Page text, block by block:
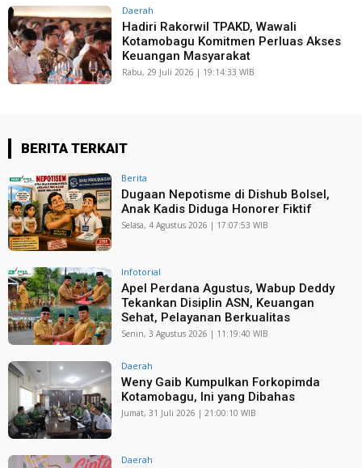
Daerah
Hadiri Rakorwil TPAKD, Wawali
Kotamobagu Komitmen Perluas Akses
Keuangan Masyarakat
Rabu, 29 Juli 2026 | 19:14:33 WIB
BERITA TERKAIT
Berita
Dugaan Nepotisme di Dishub Bolsel,
Anak Kadis Diduga Honorer Fiktif
Selasa, 4 Agustus 2026 | 17:07:53 WIB
Infotorial
Apel Perdana Agustus, Wabup Deddy
Tekankan Disiplin ASN, Keuangan
Sehat, Pelayanan Berkualitas
Senin, 3 Agustus 2026 | 11:19:40 WIB
Daerah
Weny Gaib Kumpulkan Forkopimda
Kotamobagu, Ini yang Dibahas
Jumat, 31 Juli 2026 | 21:00:10 WIB
Daerah